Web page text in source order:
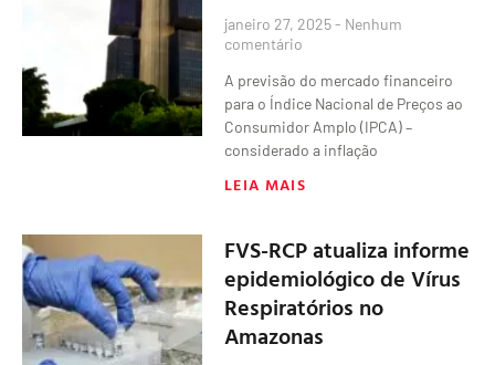
janeiro 27, 2025 Nenhum
comentário
A previsão do mercado financeiro
para o Índice Nacional de Preços ao
Consumidor Amplo (IPCA) –
considerado a inflação
LEIA MAIS
FVS-RCP atualiza informe
epidemiológico de Vírus
Respiratórios no
Amazonas